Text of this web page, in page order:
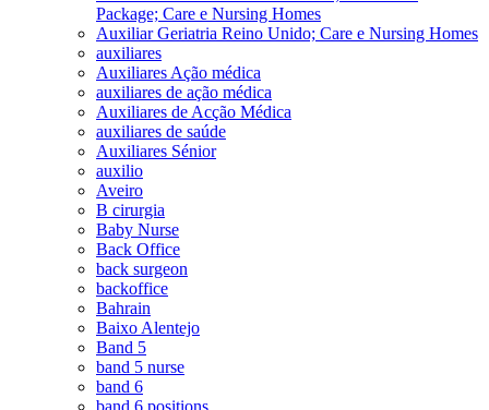
Package; Care e Nursing Homes
Auxiliar Geriatria Reino Unido; Care e Nursing Homes
auxiliares
Auxiliares Ação médica
auxiliares de ação médica
Auxiliares de Acção Médica
auxiliares de saúde
Auxiliares Sénior
auxilio
Aveiro
B cirurgia
Baby Nurse
Back Office
back surgeon
backoffice
Bahrain
Baixo Alentejo
Band 5
band 5 nurse
band 6
band 6 positions